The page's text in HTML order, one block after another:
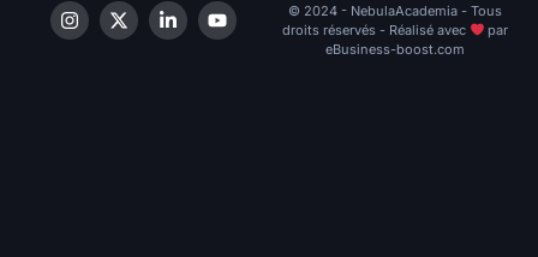
© 2024 - NebulaAcademia - Tous
droits réservés - Réalisé avec
par
eBusiness-boost.com